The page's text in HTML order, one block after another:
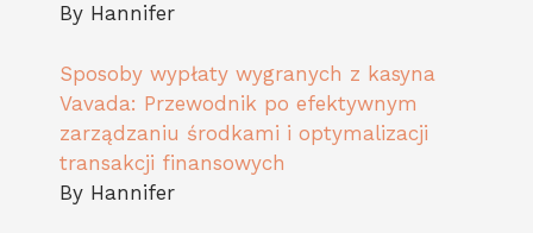
By Hannifer
Sposoby wypłaty wygranych z kasyna
Vavada: Przewodnik po efektywnym
zarządzaniu środkami i optymalizacji
transakcji finansowych
By Hannifer